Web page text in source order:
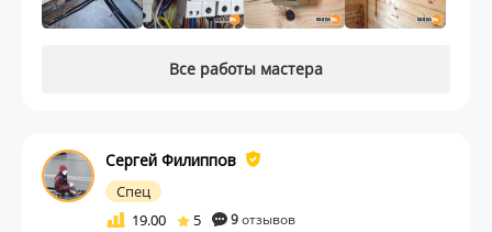
Все работы мастера
Сергей Филиппов
Спец
19.00
5 9отзывов